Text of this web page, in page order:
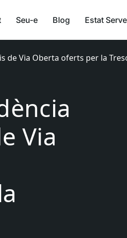
Seu-e Blog Estat
de Via Oberta oferts per la
Via